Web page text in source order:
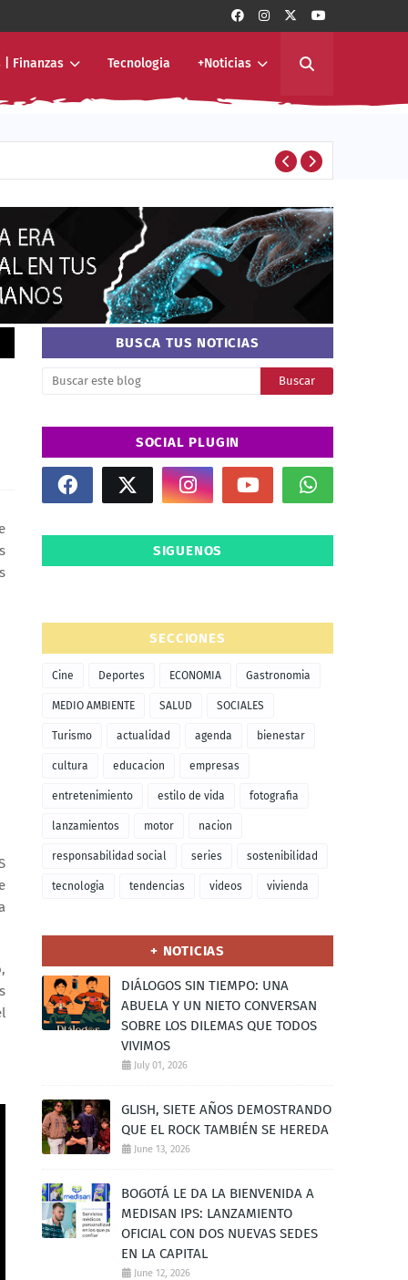
| Finanzas Tecnologia +Noticias
BUSCA TUS NOTICIAS
SOCIAL PLUGIN
SIGUENOS
SECCIONES
Cine Deportes ECONOMIA Gastronomia
MEDIO AMBIENTE SALUD SOCIALES
Turismo actualidad agenda bienestar
cultura educacion empresas
entretenimiento estilo de vida fotografia
lanzamientos motor nacion
responsabilidad social series sostenibilidad
tecnologia tendencias videos vivienda
+ NOTICIAS
DIÁLOGOS SIN TIEMPO: UNA
ABUELA Y UN NIETO CONVERSAN
SOBRE LOS DILEMAS QUE TODOS
VIVIMOS
July 01, 2026
GLISH, SIETE AÑOS DEMOSTRANDO
QUE EL ROCK TAMBIÉN SE HEREDA
June 13, 2026
BOGOTÁ LE DA LA BIENVENIDA A
MEDISAN IPS: LANZAMIENTO
OFICIAL CON DOS NUEVAS SEDES
EN LA CAPITAL
June 12, 2026